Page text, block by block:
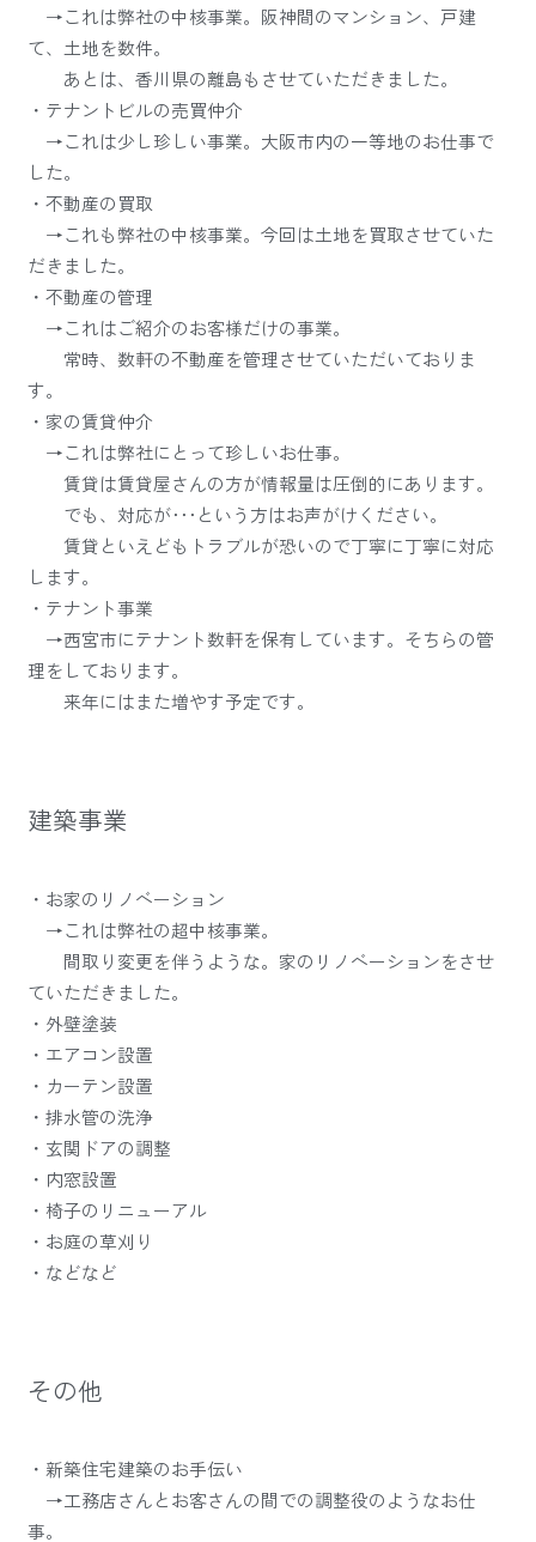
→これは弊社の中核事業。阪神間のマンション、戸建
て、土地を数件。
あとは、香川県の離島もさせていただきました。
・テナントビルの売買仲介
→これは少し珍しい事業。大阪市内の一等地のお仕事で
した。
・不動産の買取
→これも弊社の中核事業。今回は土地を買取させていた
だきました。
・不動産の管理
→これはご紹介のお客様だけの事業。
常時、数軒の不動産を管理させていただいておりま
す。
・家の賃貸仲介
→これは弊社にとって珍しいお仕事。
賃貸は賃貸屋さんの方が情報量は圧倒的にあります。
でも、対応が･･･という方はお声がけください。
賃貸といえどもトラブルが恐いので丁寧に丁寧に対応
します。
・テナント事業
→西宮市にテナント数軒を保有しています。そちらの管
理をしております。
来年にはまた増やす予定です。
建築事業
・お家のリノベーション
→これは弊社の超中核事業。
間取り変更を伴うような。家のリノベーションをさせ
ていただきました。
・外壁塗装
・エアコン設置
・カーテン設置
・排水管の洗浄
・玄関ドアの調整
・内窓設置
・椅子のリニューアル
・お庭の草刈り
・などなど
その他
・新築住宅建築のお手伝い
→工務店さんとお客さんの間での調整役のようなお仕
事。